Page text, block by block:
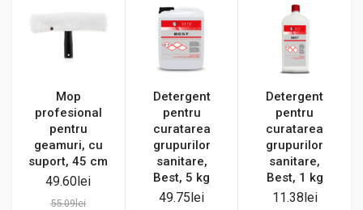
Mop
profesional
pentru
geamuri, cu
suport, 45 cm
49.60lei
55.09lei
Detergent
pentru
curatarea
grupurilor
sanitare,
Best, 5 kg
49.75lei
Detergent
pentru
curatarea
grupurilor
sanitare,
Best, 1 kg
11.38lei